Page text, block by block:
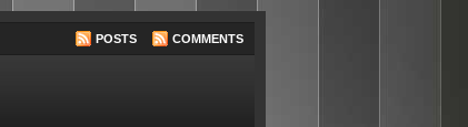
POSTS COMMENTS